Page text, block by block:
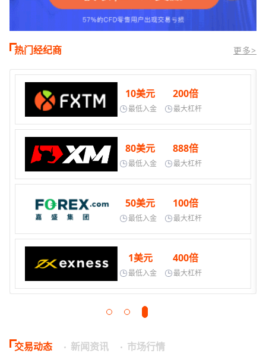
热门经纪商 更多>
10美元
最低入金
200倍
最大杠杆
80美元
最低入金
888倍
最大杠杆
50美元
最低入金
100倍
最大杠杆
1美元
最低入金
400倍
最大杠杆
交易动态 新闻资讯 市场行情